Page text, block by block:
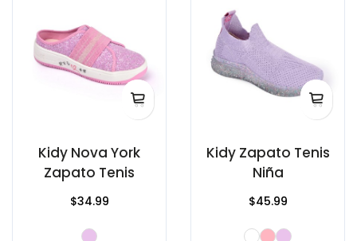
Kidy Nova York
Zapato Tenis
$34.99
Kidy Zapato Tenis
Niña
$45.99